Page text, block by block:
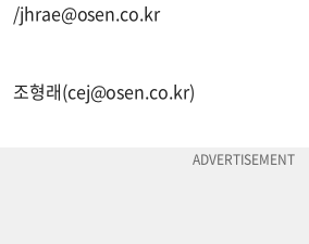
/jhrae@osen.co.kr
조형래(cej@osen.co.kr)